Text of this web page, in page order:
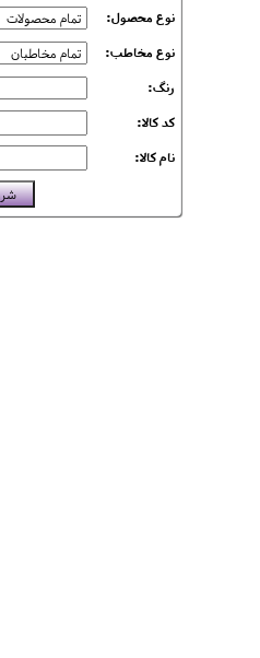
نوع محصول:
نوع مخاطب:
رنگ:
کد کالا:
نام کالا: